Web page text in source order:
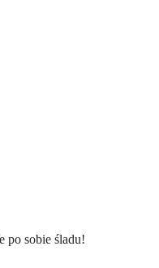
po sobie śladu!